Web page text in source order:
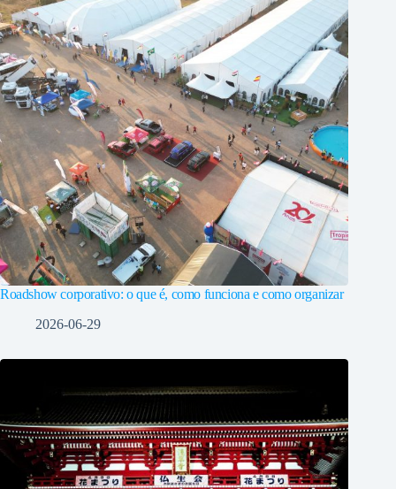
Roadshow corporativo: o que é, como funciona e como organizar
2026-06-29